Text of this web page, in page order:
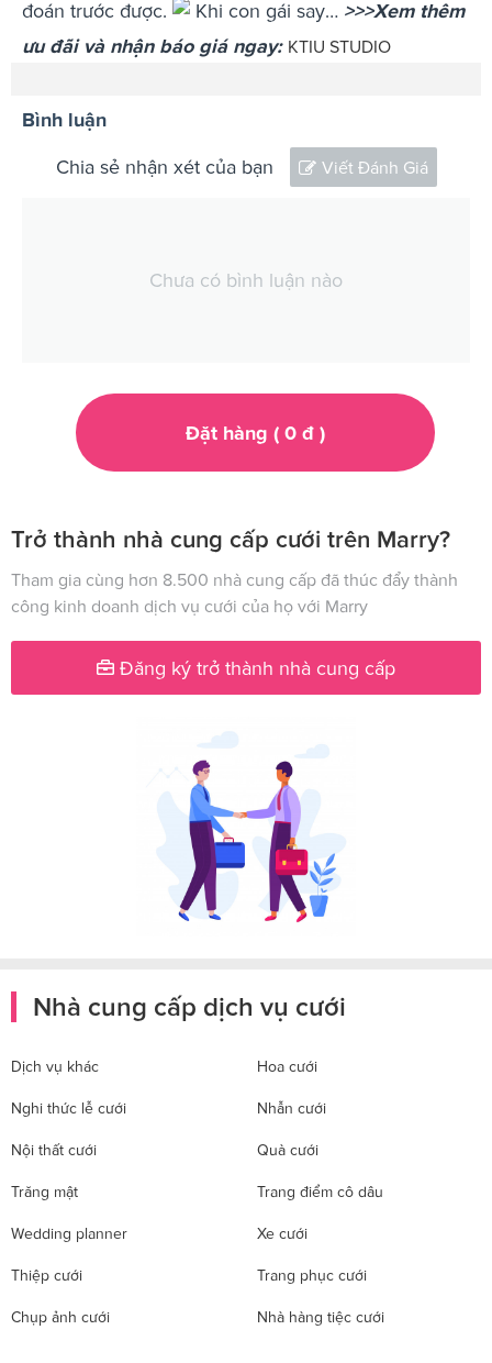
đoán trước được. Khi con gái say… >>>Xem thêm
ưu đãi và nhận báo giá ngay: KTIU STUDIO
Bình luận
Chia sẻ nhận xét của bạn Viết Đánh Giá
Chưa có bình luận nào
Đặt hàng ( 0đ )
Trở thành nhà cung cấp cưới trên Marry?
Tham gia cùng hơn 8.500 nhà cung cấp đã thúc đẩy thành
công kinh doanh dịch vụ cưới của họ với Marry
Đăng ký trở thành nhà cung cấp
Nhà cung cấp dịch vụ cưới
Dịch vụ khác Hoa cưới
Nghi thức lễ cưới Nhẫn cưới
Nội thất cưới Quà cưới
Trăng mật Trang điểm cô dâu
Wedding planner Xe cưới
Thiệp cưới Trang phục cưới
Chụp ảnh cưới Nhà hàng tiệc cưới